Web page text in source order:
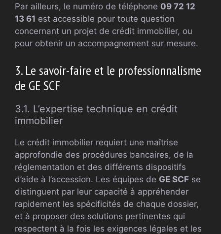
Par ailleurs, le numéro de téléphone 09 72 12
13 61 est accessible pour toute question
concernant un projet de crédit immobilier, ou
pour obtenir un accompagnement sur mesure.
3. Le savoir-faire et le professionnalisme
de GE SCF
3.1. L’expertise technique en crédit
immobilier
Le crédit immobilier requiert une maîtrise
approfondie des procédures bancaires, de la
réglementation et des différents dispositifs
d’aide à l’accession. Les équipes de GE SCF se
distinguent par leur capacité à appréhender
rapidement les spécificités de chaque dossier,
et à proposer des solutions pertinentes qui
respectent à la fois les exigences légales et les